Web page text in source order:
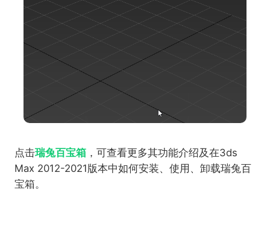
点击瑞兔百宝箱，可查看更多其功能介绍及在3ds
Max 2012-2021版本中如何安装、使用、卸载瑞兔百
宝箱。